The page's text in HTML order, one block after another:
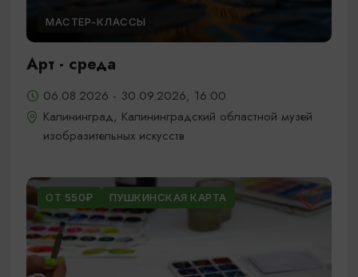
МАСТЕР-КЛАССЫ
Арт - среда
06.08.2026 - 30.09.2026, 16:00
Калининград, Калининградский областной музей
изобразительных искусств
ОТ 550₽ ПУШКИНСКАЯ КАРТА